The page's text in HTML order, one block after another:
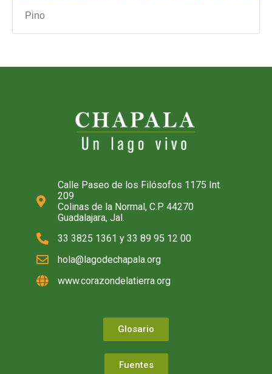
Pino
Calle Paseo de los Filósofos 1175 Int.
209
Colinas de la Normal, C.P. 44270
Guadalajara, Jal.
33 3825 1361 y 33 89 95 12 00
hola@lagodechapala.org
www.corazondelatierra.org
Glosario
Fuentes